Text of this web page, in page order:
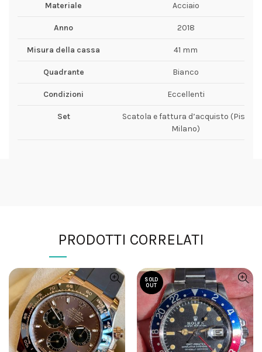
Materiale Acciaio
Anno 2018
Misura della cassa 41 mm
Quadrante Bianco
Condizioni Eccellenti
Set
Scatola e fattura d’acquisto (Pisa
Milano)
PRODOTTI CORRELATI
SOLD
OUT